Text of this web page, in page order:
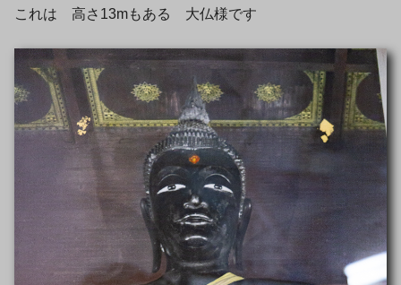
これは 高さ13mもある 大仏様です